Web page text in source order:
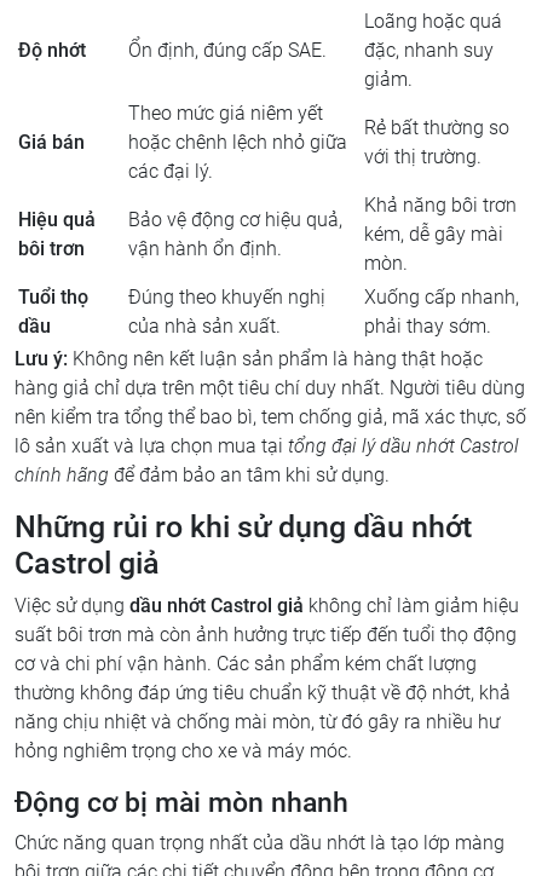
Độ nhớt Ổn định, đúng cấp SAE.
Loãng hoặc quá
đặc, nhanh suy
giảm.
Giá bán
Theo mức giá niêm yết
hoặc chênh lệch nhỏ giữa
các đại lý.
Rẻ bất thường so
với thị trường.
Hiệu quả
bôi trơn
Bảo vệ động cơ hiệu quả,
vận hành ổn định.
Khả năng bôi trơn
kém, dễ gây mài
mòn.
Tuổi thọ
dầu
Đúng theo khuyến nghị
của nhà sản xuất.
Xuống cấp nhanh,
phải thay sớm.
Lưu ý: Không nên kết luận sản phẩm là hàng thật hoặc
hàng giả chỉ dựa trên một tiêu chí duy nhất. Người tiêu dùng
nên kiểm tra tổng thể bao bì, tem chống giả, mã xác thực, số
lô sản xuất và lựa chọn mua tại tổng đại lý dầu nhớt Castrol
chính hãng để đảm bảo an tâm khi sử dụng.
Những rủi ro khi sử dụng dầu nhớt
Castrol giả
Việc sử dụng dầu nhớt Castrol giả không chỉ làm giảm hiệu
suất bôi trơn mà còn ảnh hưởng trực tiếp đến tuổi thọ động
cơ và chi phí vận hành. Các sản phẩm kém chất lượng
thường không đáp ứng tiêu chuẩn kỹ thuật về độ nhớt, khả
năng chịu nhiệt và chống mài mòn, từ đó gây ra nhiều hư
hỏng nghiêm trọng cho xe và máy móc.
Động cơ bị mài mòn nhanh
Chức năng quan trọng nhất của dầu nhớt là tạo lớp màng